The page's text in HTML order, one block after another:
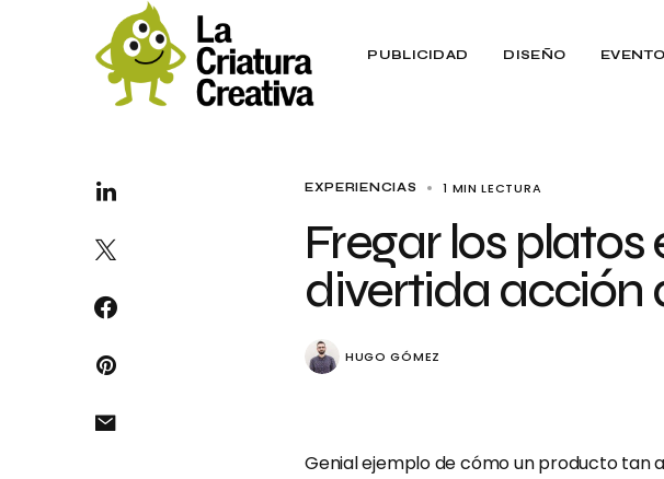
PUBLICIDAD DISEÑO
EXPERIENCIAS 1 MIN LECTURA
Fregar los
divertida acción
HUGO GÓMEZ
Genial ejemplo de cómo un producto tan